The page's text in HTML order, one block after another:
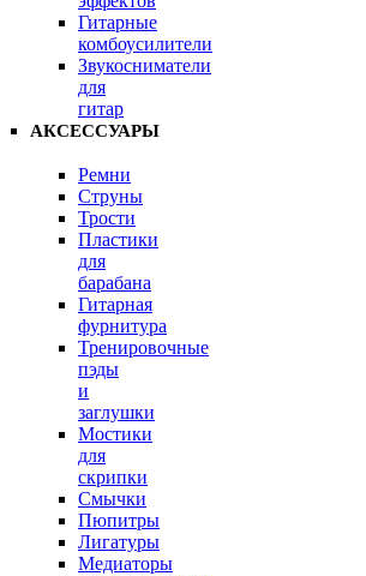
Гитарные
комбоусилители
Звукосниматели
для
гитар
АКСЕССУАРЫ
Ремни
Струны
Трости
Пластики
для
барабана
Гитарная
фурнитура
Тренировочные
пэды
и
заглушки
Мостики
для
скрипки
Смычки
Пюпитры
Лигатуры
Медиаторы